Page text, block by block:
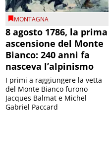
MONTAGNA
8 agosto 1786, la prima
ascensione del Monte
Bianco: 240 anni fa
nasceva l’alpinismo
I primi a raggiungere la vetta
del Monte Bianco furono
Jacques Balmat e Michel
Gabriel Paccard